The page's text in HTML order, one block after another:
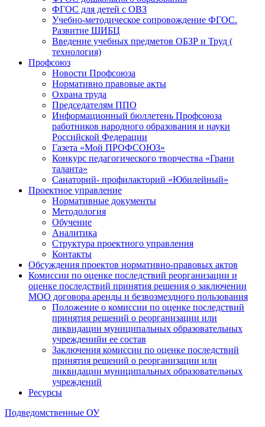
ФГОС для детей с ОВЗ
Учебно-методическое сопровождение ФГОС.
Развитие ШИБЦ
Введение учебных предметов ОБЗР и Труд (
технология)
Профсоюз
Новости Профсоюза
Нормативно правовые акты
Охрана труда
Председателям ППО
Информационный бюллетень Профсоюза
работников народного образования и науки
Российской Федерации
Газета «Мой ПРОФСОЮЗ»
Конкурс педагогического творчества «Грани
таланта»
Санаторий- профилакторий «Юбилейный»
Проектное управление
Нормативные документы
Методология
Обучение
Аналитика
Структура проектного управления
Контакты
Обсуждения проектов нормативно-правовых актов
Комиссии по оценке последствий реорганизации и
оценке последствий принятия решения о заключении
МОО договора аренды и безвозмездного пользования
Положение о комиссии по оценке последствий
принятия решений о реорганизации или
ликвидации муниципальных образовательных
учрежденийи ее состав
Заключения комиссии по оценке последствий
принятия решений о реорганизации или
ликвидации муниципальных образовательных
учреждений
Ресурсы
Подведомственные ОУ